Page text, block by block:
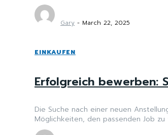
Gary - March 22, 2025
EINKAUFEN
Erfolgreich bewerben:
Die Suche nach einer neuen
Möglichkeiten, den passenden Job